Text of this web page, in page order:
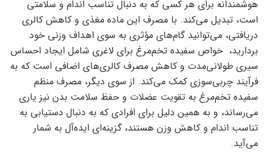
هوشمندانه برای هر کسی که به دنبال تناسب اندام و سلامتی
است، تبدیل می‌کند. با مصرف این ماده مغذی و کاهش کالری
دریافتی، می‌توانید گام‌های مؤثری به سوی اهداف وزنی خود
بردارید، خواص سفیده تخم‌مرغ برای لاغری شامل ایجاد احساس
سیری طولانی‌مدت و کاهش مصرف کالری‌های اضافی است که به
فرآیند چربی‌سوزی کمک می‌کند. از سوی دیگر، مصرف منظم
سفیده تخم‌مرغ به تقویت عضلات و حفظ سلامت بدن نیز یاری
می‌رساند، و به همین دلیل برای افرادی که به دنبال دستیابی به
تناسب اندام و کاهش وزن هستند، گزینه‌ای ایده‌آل به شمار
می‌آید.